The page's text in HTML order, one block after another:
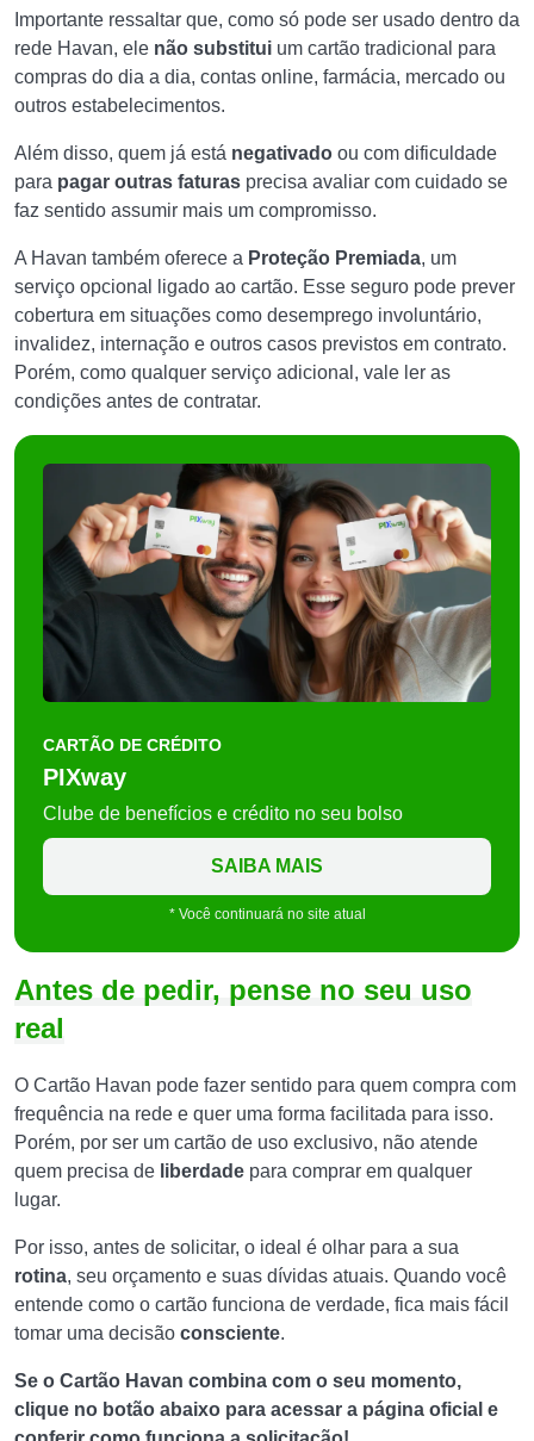
Importante ressaltar que, como só pode ser usado dentro da
rede Havan, ele não substitui um cartão tradicional para
compras do dia a dia, contas online, farmácia, mercado ou
outros estabelecimentos.
Além disso, quem já está negativado ou com dificuldade
para pagar outras faturas precisa avaliar com cuidado se
faz sentido assumir mais um compromisso.
A Havan também oferece a Proteção Premiada, um
serviço opcional ligado ao cartão. Esse seguro pode prever
cobertura em situações como desemprego involuntário,
invalidez, internação e outros casos previstos em contrato.
Porém, como qualquer serviço adicional, vale ler as
condições antes de contratar.
CARTÃO DE CRÉDITO
PIXway
Clube de benefícios e crédito no seu bolso
SAIBA MAIS
* Você continuará no site atual
Antes de pedir, pense no seu uso
real
O Cartão Havan pode fazer sentido para quem compra com
frequência na rede e quer uma forma facilitada para isso.
Porém, por ser um cartão de uso exclusivo, não atende
quem precisa de liberdade para comprar em qualquer
lugar.
Por isso, antes de solicitar, o ideal é olhar para a sua
rotina, seu orçamento e suas dívidas atuais. Quando você
entende como o cartão funciona de verdade, fica mais fácil
tomar uma decisão consciente.
Se o Cartão Havan combina com o seu momento,
clique no botão abaixo para acessar a página oficial e